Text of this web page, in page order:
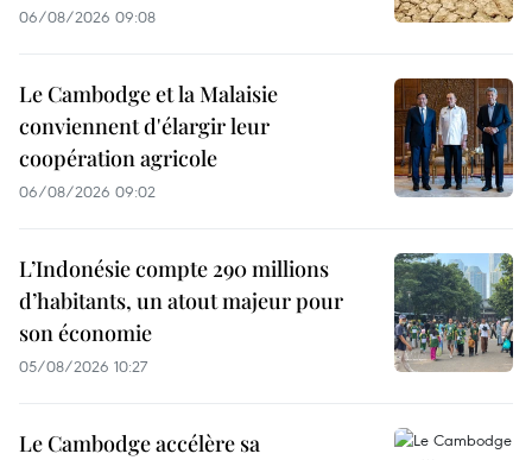
06/08/2026 09:08
Le Cambodge et la Malaisie
conviennent d'élargir leur
coopération agricole
06/08/2026 09:02
L’Indonésie compte 290 millions
d’habitants, un atout majeur pour
son économie
05/08/2026 10:27
Le Cambodge accélère sa